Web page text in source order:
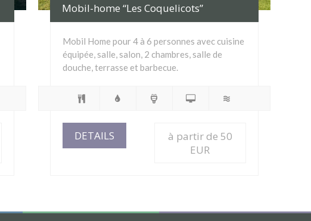
Mobil-home “Les Coquelicots”
Mobil Home pour 4 à 6 personnes avec cuisine
équipée, salle, salon, 2 chambres, salle de
douche, terrasse et barbecue.
DETAILS
à partir de 50
EUR